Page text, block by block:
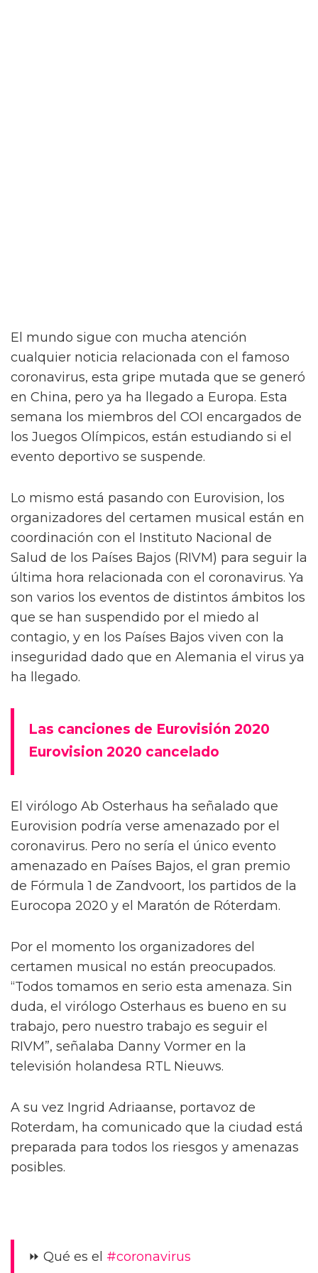
El mundo sigue con mucha atención
cualquier noticia relacionada con el famoso
coronavirus, esta gripe mutada que se generó
en China, pero ya ha llegado a Europa. Esta
semana los miembros del COI encargados de
los Juegos Olímpicos, están estudiando si el
evento deportivo se suspende.
Lo mismo está pasando con Eurovision, los
organizadores del certamen musical están en
coordinación con el Instituto Nacional de
Salud de los Países Bajos (RIVM) para seguir la
última hora relacionada con el coronavirus. Ya
son varios los eventos de distintos ámbitos los
que se han suspendido por el miedo al
contagio, y en los Países Bajos viven con la
inseguridad dado que en Alemania el virus ya
ha llegado.
Las canciones de Eurovisión 2020
Eurovision 2020 cancelado
El virólogo Ab Osterhaus ha señalado que
Eurovision podría verse amenazado por el
coronavirus. Pero no sería el único evento
amenazado en Países Bajos, el gran premio
de Fórmula 1 de Zandvoort, los partidos de la
Eurocopa 2020 y el Maratón de Róterdam.
Por el momento los organizadores del
certamen musical no están preocupados.
“Todos tomamos en serio esta amenaza. Sin
duda, el virólogo Osterhaus es bueno en su
trabajo, pero nuestro trabajo es seguir el
RIVM”, señalaba Danny Vormer en la
televisión holandesa RTL Nieuws.
A su vez Ingrid Adriaanse, portavoz de
Roterdam, ha comunicado que la ciudad está
preparada para todos los riesgos y amenazas
posibles.
⏩ Qué es el #coronavirus